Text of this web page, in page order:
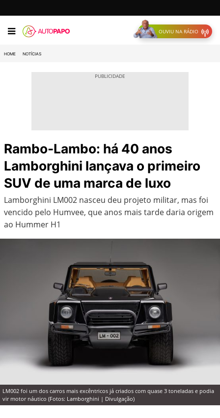
OUVIU NA RÁDIO
HOME NOTÍCIAS
Rambo-Lambo: há 40 anos
Lamborghini lançava o primeiro
SUV de uma marca de luxo
Lamborghini LM002 nasceu deu projeto militar, mas foi
vencido pelo Humvee, que anos mais tarde daria origem
ao Hummer H1
LM002 foi um dos carros mais excêntricos já criados com quase 3 toneladas e podia
vir motor náutico (Fotos: Lamborghini | Divulgação)